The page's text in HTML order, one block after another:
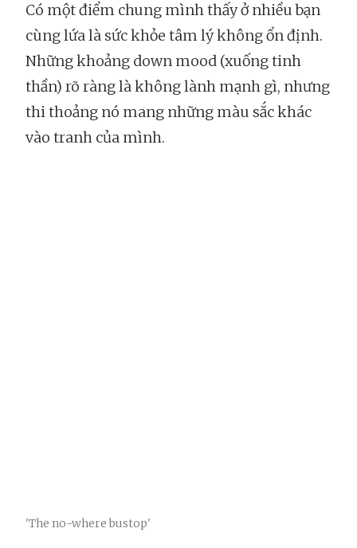
Có một điểm chung mình thấy ở nhiều bạn
cùng lứa là sức khỏe tâm lý không ổn định.
Những khoảng down mood (xuống tinh
thần) rõ ràng là không lành mạnh gì, nhưng
thi thoảng nó mang những màu sắc khác
vào tranh của mình.
'The no-where bustop'